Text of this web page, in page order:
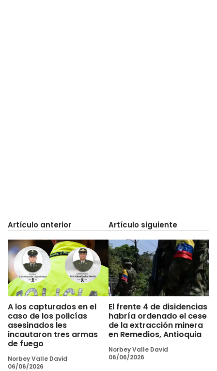
Artículo anterior
A los capturados en el
caso de los policías
asesinados les
incautaron tres armas
de fuego
Norbey Valle David
06/06/2026
Artículo siguiente
El frente 4 de disidencias
habría ordenado el cese
de la extracción minera
en Remedios, Antioquia
Norbey Valle David
06/06/2026